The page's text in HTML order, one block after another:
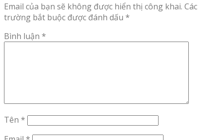
Email của bạn sẽ không được hiển thị công khai. Các
trường bắt buộc được đánh dấu *
Bình luận *
Tên *